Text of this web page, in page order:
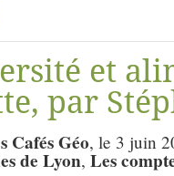
et
par
Cafés Géo, le 3 juin
de Lyon, Les